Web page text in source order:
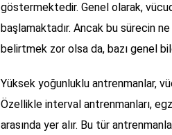
göstermektedir. Genel olarak,
başlamaktadır. Ancak bu sürecin
belirtmek zor olsa da, bazı genel
Yüksek yoğunluklu antrenmanlar,
Özellikle interval antrenmanları,
arasında yer alır. Bu tür